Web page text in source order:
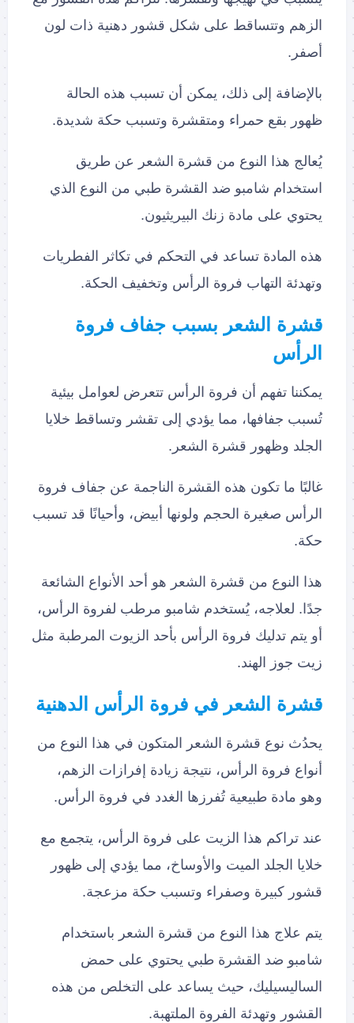
الزهم وتتساقط على شكل قشور دهنية ذات لون
أصفر.
بالإضافة إلى ذلك، يمكن أن تسبب هذه الحالة
ظهور بقع حمراء ومتقشرة وتسبب حكة شديدة.
يُعالج هذا النوع من قشرة الشعر عن طريق
استخدام شامبو ضد القشرة طبي من النوع الذي
يحتوي على مادة زنك البيريثيون.
هذه المادة تساعد في التحكم في تكاثر الفطريات
وتهدئة التهاب فروة الرأس وتخفيف الحكة.
قشرة الشعر بسبب جفاف فروة
الرأس
يمكننا تفهم أن فروة الرأس تتعرض لعوامل بيئية
تُسبب جفافها، مما يؤدي إلى تقشر وتساقط خلايا
الجلد وظهور قشرة الشعر.
غالبًا ما تكون هذه القشرة الناجمة عن جفاف فروة
الرأس صغيرة الحجم ولونها أبيض، وأحيانًا قد تسبب
حكة.
هذا النوع من قشرة الشعر هو أحد الأنواع الشائعة
جدًا. لعلاجه، يُستخدم شامبو مرطب لفروة الرأس،
أو يتم تدليك فروة الرأس بأحد الزيوت المرطبة مثل
زيت جوز الهند.
قشرة الشعر في فروة الرأس الدهنية
يحدُث نوع قشرة الشعر المتكون في هذا النوع من
أنواع فروة الرأس، نتيجة زيادة إفرازات الزهم،
وهو مادة طبيعية تُفرزها الغدد في فروة الرأس.
عند تراكم هذا الزيت على فروة الرأس، يتجمع مع
خلايا الجلد الميت والأوساخ، مما يؤدي إلى ظهور
قشور كبيرة وصفراء وتسبب حكة مزعجة.
يتم علاج هذا النوع من قشرة الشعر باستخدام
شامبو ضد القشرة طبي يحتوي على حمض
الساليسيليك، حيث يساعد على التخلص من هذه
القشور وتهدئة الفروة الملتهبة.